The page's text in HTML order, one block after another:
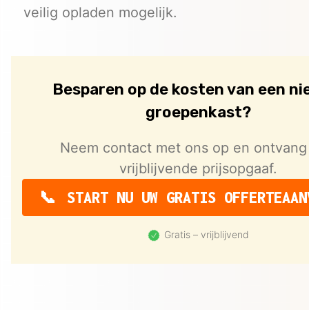
veilig opladen mogelijk.
Besparen op de kosten van een
groepenkast?
Neem contact met ons op en
vrijblijvende prijsopgaaf.
START NU UW GRATIS
Gratis – vrijblijvend